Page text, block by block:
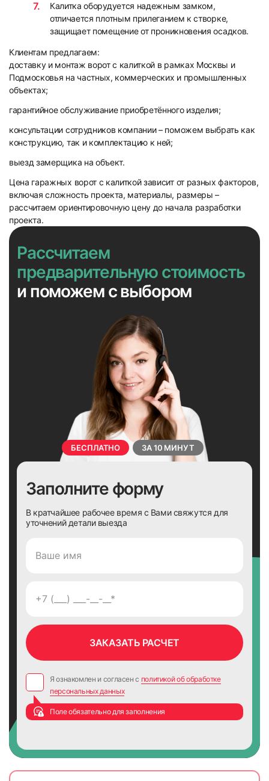
Калитка оборудуется надежным замком,
отличается плотным прилеганием к створке,
защищает помещение от проникновения осадков.
Клиентам предлагаем:
доставку и монтаж ворот с калиткой в рамках Москвы и
Подмосковья на частных, коммерческих и промышленных
объектах;
гарантийное обслуживание приобретённого изделия;
консультации сотрудников компании – поможем выбрать как
конструкцию, так и комплектацию к ней;
выезд замерщика на объект.
Цена гаражных ворот с калиткой зависит от разных факторов,
включая сложность проекта, материалы, размеры –
рассчитаем ориентировочную цену до начала разработки
проекта.
БЕСПЛАТНО ЗА 10 МИНУТ
Рассчитаем
предварительную стоимость
и поможем с выбором
Заполните форму
В кратчайшее рабочее время с Вами свяжутся для
уточнений детали выезда
Я ознакомлен и согласен с политикой об обработке
персональных данных
Поле обязательно для заполнения